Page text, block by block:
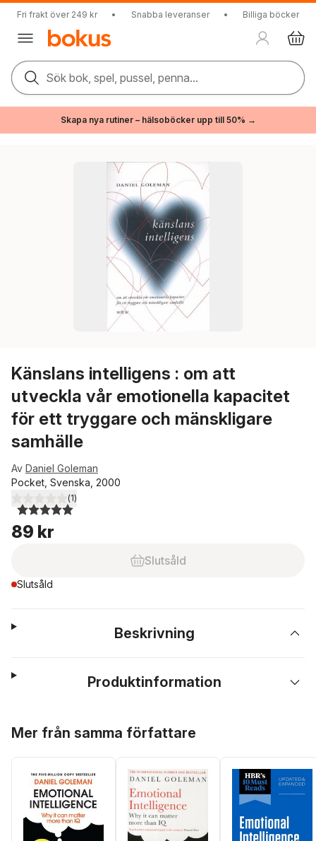
Fri frakt över 249 kr • Snabba leveranser • Billiga böcker
Sök bok, spel, pussel, penna...
Skapa nya rutiner – hälsoböcker upp till 50% →
Känslans intelligens : om att
utveckla vår emotionella kapacitet
för ett tryggare och mänskligare
samhälle
Av Daniel Goleman
Pocket, Svenska, 2000
5,0utav 5 stjärnor. Totalt antal röster:
(1)
89 kr
Slutsåld
Slutsåld
Beskrivning
Produktinformation
Mer från samma författare